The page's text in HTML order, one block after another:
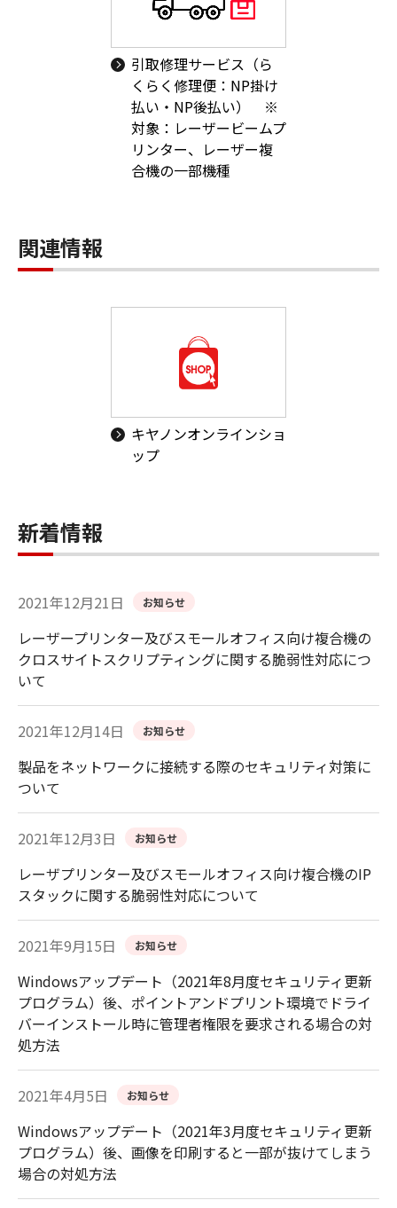
引取修理サービス（ら
くらく修理便：NP掛け
払い・NP後払い） ※
対象：レーザービームプ
リンター、レーザー複
合機の一部機種
関連情報
キヤノンオンラインショ
ップ
新着情報
2021年12月21日 お知らせ
レーザープリンター及びスモールオフィス向け複合機の
クロスサイトスクリプティングに関する脆弱性対応につ
いて
2021年12月14日 お知らせ
製品をネットワークに接続する際のセキュリティ対策に
ついて
2021年12月3日 お知らせ
レーザプリンター及びスモールオフィス向け複合機のIP
スタックに関する脆弱性対応について
2021年9月15日 お知らせ
Windowsアップデート（2021年8月度セキュリティ更新
プログラム）後、ポイントアンドプリント環境でドライ
バーインストール時に管理者権限を要求される場合の対
処方法
2021年4月5日 お知らせ
Windowsアップデート（2021年3月度セキュリティ更新
プログラム）後、画像を印刷すると一部が抜けてしまう
場合の対処方法